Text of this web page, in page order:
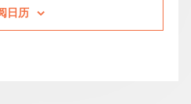
日历